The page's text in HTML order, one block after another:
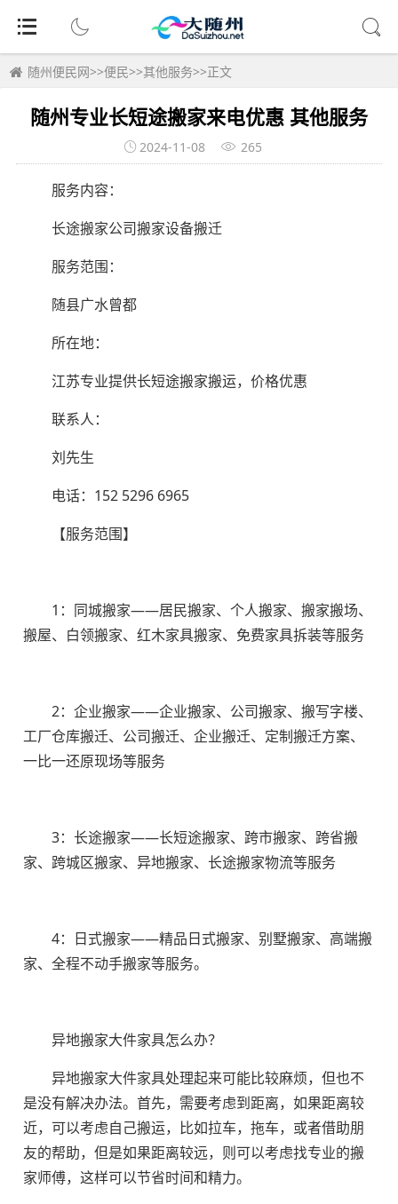
随州便民网>>便民>>其他服务>>正文
随州专业长短途搬家来电优惠 其他服务
2024-11-08 265
服务内容：
长途搬家公司搬家设备搬迁
服务范围：
随县广水曾都
所在地：
江苏专业提供长短途搬家搬运，价格优惠
联系人：
刘先生
电话：152 5296 6965
【服务范围】
1：同城搬家——居民搬家、个人搬家、搬家搬场、
搬屋、白领搬家、红木家具搬家、免费家具拆装等服务
2：企业搬家——企业搬家、公司搬家、搬写字楼、
工厂仓库搬迁、公司搬迁、企业搬迁、定制搬迁方案、
一比一还原现场等服务
3：长途搬家——长短途搬家、跨市搬家、跨省搬
家、跨城区搬家、异地搬家、长途搬家物流等服务
4：日式搬家——精品日式搬家、别墅搬家、高端搬
家、全程不动手搬家等服务。
异地搬家大件家具怎么办？
异地搬家大件家具处理起来可能比较麻烦，但也不
是没有解决办法。首先，需要考虑到距离，如果距离较
近，可以考虑自己搬运，比如拉车，拖车，或者借助朋
友的帮助，但是如果距离较远，则可以考虑找专业的搬
家师傅，这样可以节省时间和精力。